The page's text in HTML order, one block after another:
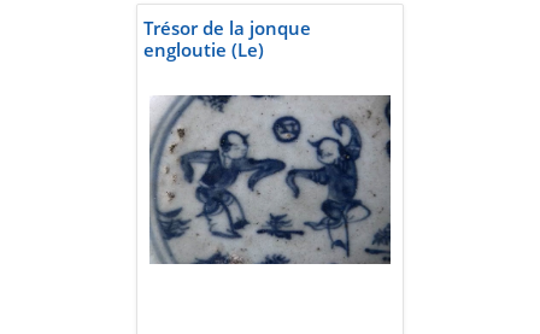
Trésor de la jonque
engloutie (Le)